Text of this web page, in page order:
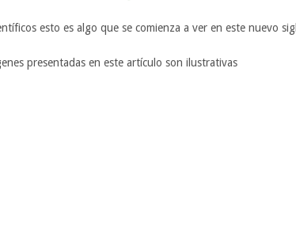
esto es algo que se comienza a ver en este nuevo
presentadas en este artículo son ilustrativas